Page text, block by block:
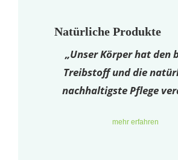
Natürliche Produkte
„Unser Körper hat den
Treibstoff und die
nachhaltigste Pflege
mehr erfahren